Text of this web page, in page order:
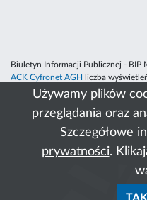
Używamy plików
przeglądania oraz
Szczegółowe
prywatności.
Biuletyn Informacji Publicznej - BIP
ACK Cyfronet AGH
liczba